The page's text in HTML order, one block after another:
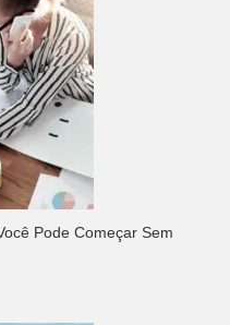
Pode Começar Sem